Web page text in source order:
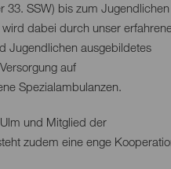
33. SSW) bis zum Jugendlichen
wird dabei durch unser
Jugendlichen ausgebildetes
auf
Spezialambulanzen.
und Mitglied der
zudem eine enge